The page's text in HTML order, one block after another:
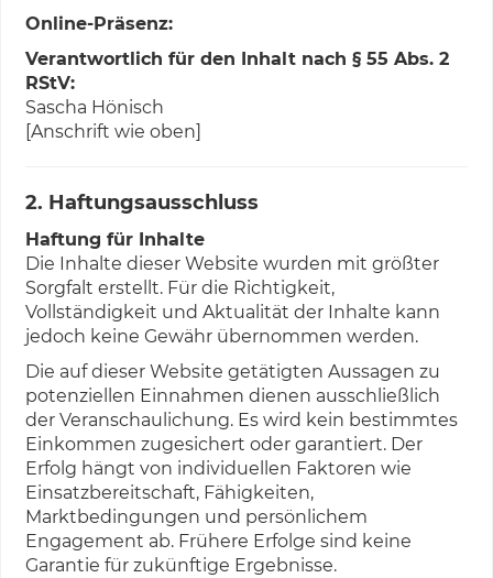
Online-Präsenz:
Verantwortlich für den Inhalt nach § 55 Abs. 2
RStV:
Sascha Hönisch
[Anschrift wie oben]
2. Haftungsausschluss
Haftung für Inhalte
Die Inhalte dieser Website wurden mit größter
Sorgfalt erstellt. Für die Richtigkeit,
Vollständigkeit und Aktualität der Inhalte kann
jedoch keine Gewähr übernommen werden.
Die auf dieser Website getätigten Aussagen zu
potenziellen Einnahmen dienen ausschließlich
der Veranschaulichung. Es wird kein bestimmtes
Einkommen zugesichert oder garantiert. Der
Erfolg hängt von individuellen Faktoren wie
Einsatzbereitschaft, Fähigkeiten,
Marktbedingungen und persönlichem
Engagement ab. Frühere Erfolge sind keine
Garantie für zukünftige Ergebnisse.